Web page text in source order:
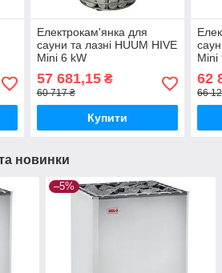
Електрокам'янка для
сауни та лазні HUUM HIVE
Mini 6 kW
57 681,15₴
60 717 ₴
Купити
Mini
62
66
новинки
–5%